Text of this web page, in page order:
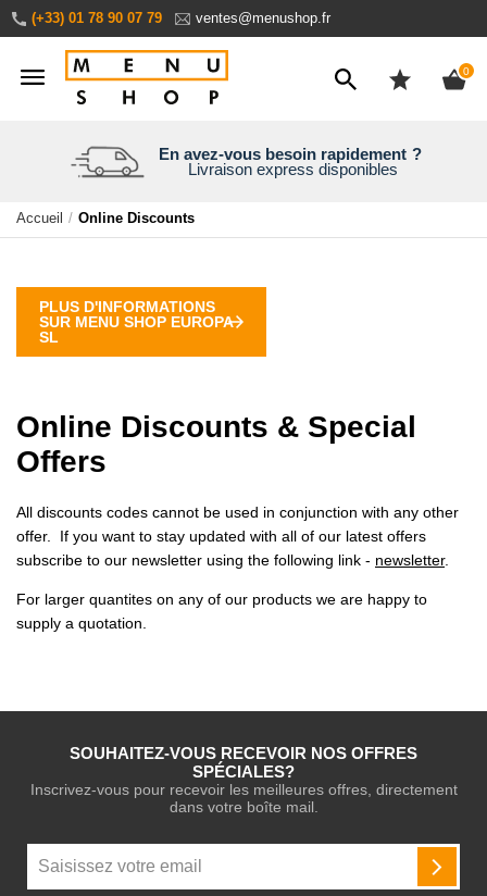
au
contenu
(+33) 01 78 90 07 79 ventes@menushop.fr
0
Personnalisez en ligne
Aperçu en temps réel
Une entreprise familiale
30 ans d’expérience
Nous expédions dans le monde entier
Demandez un devis
En avez-vous besoin rapidement ?
Livraison express disponibles
Accueil Online Discounts
Online Discounts & Special
Offers
All discounts codes cannot be used in conjunction with any other
offer. If you want to stay updated with all of our latest offers
subscribe to our newsletter using the following link - newsletter.
For larger quantites on any of our products we are happy to
supply a quotation.
PLUS D'INFORMATIONS
SUR MENU SHOP EUROPA
SL
SOUHAITEZ-VOUS RECEVOIR NOS OFFRES
SPÉCIALES?
Inscrivez-vous pour recevoir les meilleures offres, directement
dans votre boîte mail.
notre